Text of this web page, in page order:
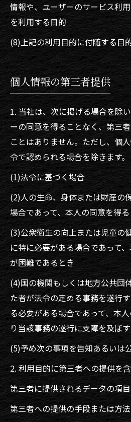
情報や、ユーザーのサービス利
を利用する目的
(8)上記の利用目的に付随する目
個人情報の第三者提供
1. 当社は、次に掲げる場合を除
ーの同意を得ることなく、第三
ことはありません。ただし、個
令で認められる場合を除きます。
(1)法令に基づく場合
(2)人の生命、身体または財産の
場合であって、本人の同意を得
(3)公衆衛生の向上または児童の
に特に必要がある場合であって
が困難であるとき
(4)国の機関もしくは地方公共団
た者が法令の定める事務を遂行
る必要がある場合であって、本
り当該事務の遂行に支障を及ぼ
(5)予め次の事項を告知あるいは
2. 利用目的に第三者への提供を
第三者に提供されるデータの項目
第三者への提供の手段または方法